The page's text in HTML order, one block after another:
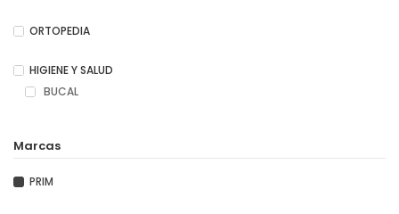
ORTOPEDIA
HIGIENE Y SALUD
BUCAL
Marcas
PRIM